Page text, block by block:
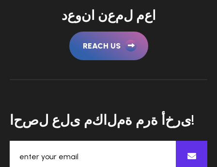
دعونا نعمل معا
REACH US
حصل على مك لمة م رة أ خ رى!